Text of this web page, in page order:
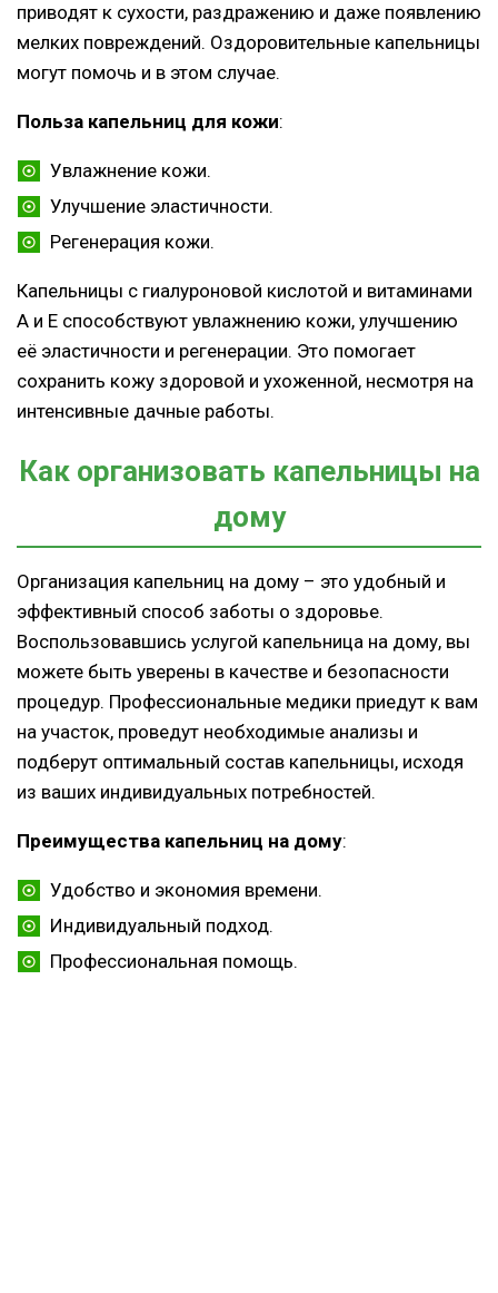
приводят к сухости, раздражению и даже появлению
мелких повреждений. Оздоровительные капельницы
могут помочь и в этом случае.
Польза капельниц для кожи:
Увлажнение кожи.
Улучшение эластичности.
Регенерация кожи.
Капельницы с гиалуроновой кислотой и витаминами
А и Е способствуют увлажнению кожи, улучшению
её эластичности и регенерации. Это помогает
сохранить кожу здоровой и ухоженной, несмотря на
интенсивные дачные работы.
Как организовать капельницы на
дому
Организация капельниц на дому – это удобный и
эффективный способ заботы о здоровье.
Воспользовавшись услугой капельница на дому, вы
можете быть уверены в качестве и безопасности
процедур. Профессиональные медики приедут к вам
на участок, проведут необходимые анализы и
подберут оптимальный состав капельницы, исходя
из ваших индивидуальных потребностей.
Преимущества капельниц на дому:
Удобство и экономия времени.
Индивидуальный подход.
Профессиональная помощь.